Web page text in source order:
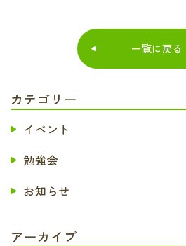
一覧に戻る
カテゴリー
イベント
勉強会
お知らせ
アーカイブ